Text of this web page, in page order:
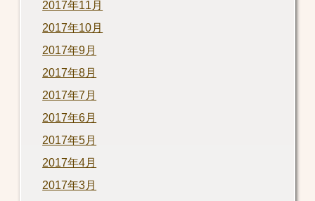
2017年11月
2017年10月
2017年9月
2017年8月
2017年7月
2017年6月
2017年5月
2017年4月
2017年3月